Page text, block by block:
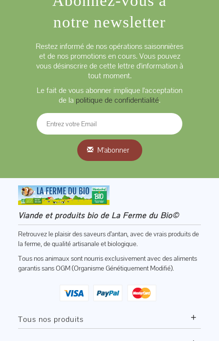
notre newsletter
Restez informé de nos opérations saisonnières
et de nos promotions en cours. Vous pouvez
vous désinscrire de cette lettre d'information à
tout moment.
Le fait de vous abonner implique l'acceptation
de la politique de confidentialité.
M'abonner
Viande et produits bio de La Ferme du Bio©
Retrouvez le plaisir des saveurs d’antan, avec de vrais produits de
la ferme, de qualité artisanale et biologique.
Tous nos animaux sont nourris exclusivement avec des aliments
garantis sans OGM (Organisme Génétiquement Modifié).
Tous nos produits +